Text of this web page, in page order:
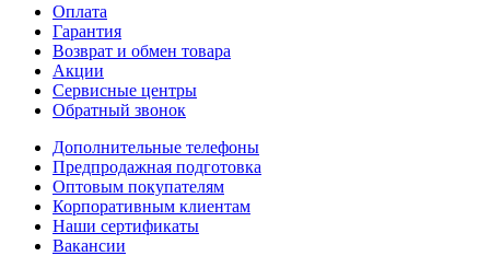
Оплата
Гарантия
Возврат и обмен товара
Акции
Сервисные центры
Обратный звонок
Дополнительные телефоны
Предпродажная подготовка
Оптовым покупателям
Корпоративным клиентам
Наши сертификаты
Вакансии